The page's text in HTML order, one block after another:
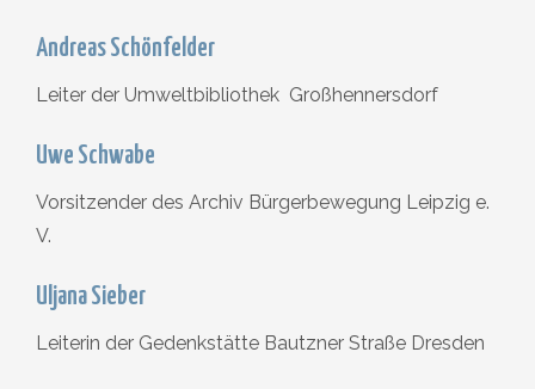
Andreas Schönfelder
Leiter der Umweltbibliothek Großhennersdorf
Uwe Schwabe
Vorsitzender des Archiv Bürgerbewegung Leipzig e.
V.
Uljana Sieber
Leiterin der Gedenkstätte Bautzner Straße Dresden